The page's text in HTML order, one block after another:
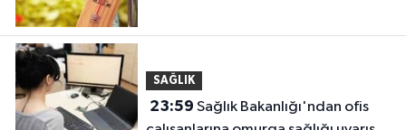
SAĞLIK
23:59